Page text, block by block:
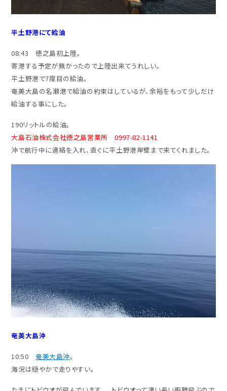
平土野港にて給油
08:43 徳之島初上陸。
寄港する予定が無かったので上陸出来てうれしい。
平土野港で7度目の給油。
奄美大島の名瀬港で給油の約束はしているが、余裕をもって少しだけ
給油する事にした。
190リットルの給油。
大島石油株式会社徳之島営業所 0997-82-1141
沖で航行中に連絡を入れ、直ぐに平土野港岸壁まで来てくれました。
奄美大島沖
10:50 奄美大島沖。
海況は穏やかで走りやすい。